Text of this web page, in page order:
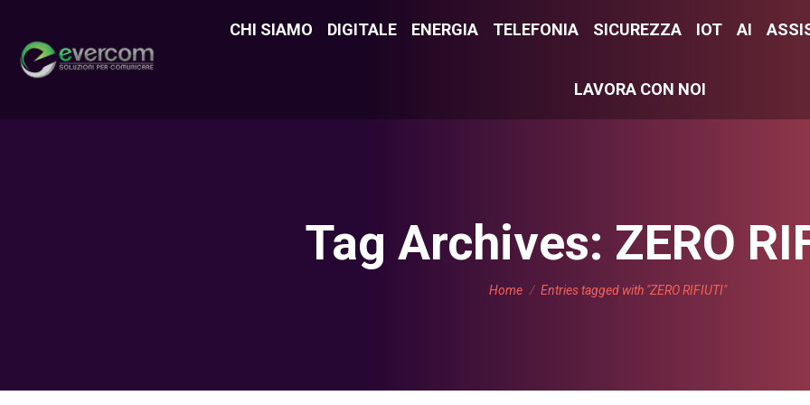
CHI SIAMO DIGITALE ENERGIA TELEFONIA SICUREZZA IOT AI
LAVORA CON NOI
Tag Archives: ZERO
You are here:
Home Entries tagged with "ZERO RIFIUTI"
CHI SIAMO DIGITALE ENERGIA TELEFONIA SICUREZZA IOT AI
LAVORA CON NOI